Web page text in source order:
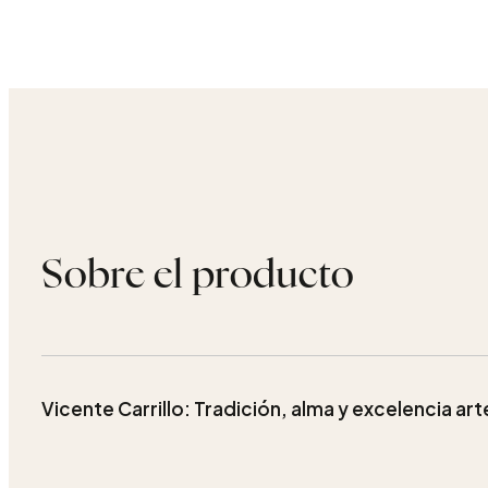
Sobre el producto
Vicente Carrillo: Tradición, alma y excelencia